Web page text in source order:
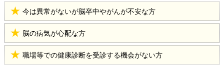
今は異常がないが脳卒中やがんが不安な方
脳の病気が心配な方
職場等での健康診断を受診する機会がない方